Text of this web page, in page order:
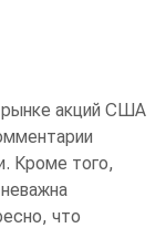
рынке акций США
Кроме того,
что